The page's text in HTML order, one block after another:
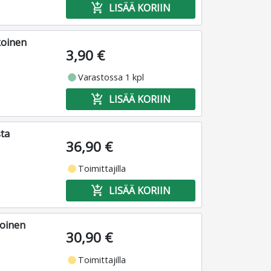
add_shopping_cart LISÄÄ KORIIN
3,90 €
fiber_manual_recordVarastossa 1 kpl
add_shopping_cart LISÄÄ KORIIN
36,90 €
fiber_manual_record Toimittajilla
add_shopping_cart LISÄÄ KORIIN
30,90 €
fiber_manual_record Toimittajilla